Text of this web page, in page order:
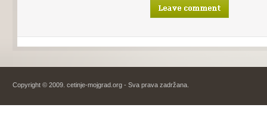
Copyright © 2009. cetinje-mojgrad.org - Sva prava zadržana.